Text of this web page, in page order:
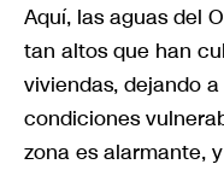
Aquí, las aguas del
tan altos que han
viviendas, dejando
condiciones
zona es alarmante,